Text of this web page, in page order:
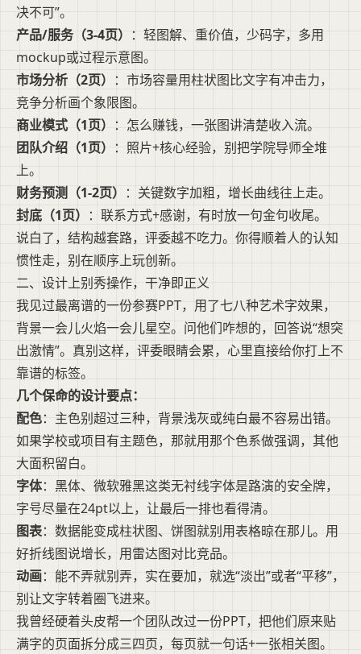
决不可”。
产品/服务（3-4页） ：轻图解、重价值，少码字，多用
mockup或过程示意图。
市场分析（2页） ：市场容量用柱状图比文字有冲击力，
竞争分析画个象限图。
商业模式（1页） ：怎么赚钱，一张图讲清楚收入流。
团队介绍（1页） ：照片+核心经验，别把学院导师全堆
上。
财务预测（1-2页） ：关键数字加粗，增长曲线往上走。
封底（1页） ：联系方式+感谢，有时放一句金句收尾。
说白了，结构越套路，评委越不吃力。你得顺着人的认知
惯性走，别在顺序上玩创新。
二、设计上别秀操作，干净即正义
我见过最离谱的一份参赛PPT，用了七八种艺术字效果，
背景一会儿火焰一会儿星空。问他们咋想的，回答说“想突
出激情”。真别这样，评委眼睛会累，心里直接给你打上不
靠谱的标签。
几个保命的设计要点：
配色：主色别超过三种，背景浅灰或纯白最不容易出错。
如果学校或项目有主题色，那就用那个色系做强调，其他
大面积留白。
字体：黑体、微软雅黑这类无衬线字体是路演的安全牌，
字号尽量在24pt以上，让最后一排也看得清。
图表：数据能变成柱状图、饼图就别用表格晾在那儿。用
好折线图说增长，用雷达图对比竞品。
动画：能不弄就别弄，实在要加，就选“淡出”或者“平移”，
别让文字转着圈飞进来。
我曾经硬着头皮帮一个团队改过一份PPT，把他们原来贴
满字的页面拆分成三四页，每页就一句话+一张相关图。